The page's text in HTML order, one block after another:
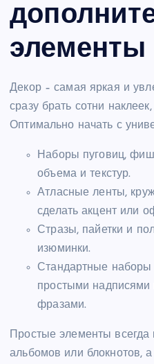
элементы
Декор – самая яркая и
сразу брать сотни
Оптимально начать с
Наборы пуговиц,
объема и текстур.
Атласные ленты,
сделать акцент или
Стразы, пайетки и
изюминки.
Стандартные наборы
простыми
фразами.
Простые элементы всегда
альбомов или блокнотов,